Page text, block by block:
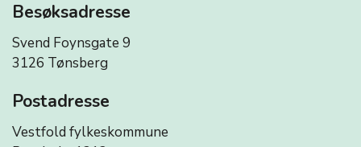
Besøksadresse
Svend Foynsgate 9
3126 Tønsberg
Postadresse
Vestfold fylkeskommune